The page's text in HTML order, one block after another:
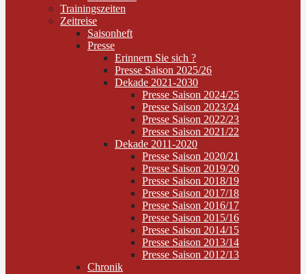
Trainingszeiten
Zeitreise
Saisonheft
Presse
Erinnern Sie sich ?
Presse Saison 2025/26
Dekade 2021-2030
Presse Saison 2024/25
Presse Saison 2023/24
Presse Saison 2022/23
Presse Saison 2021/22
Dekade 2011-2020
Presse Saison 2020/21
Presse Saison 2019/20
Presse Saison 2018/19
Presse Saison 2017/18
Presse Saison 2016/17
Presse Saison 2015/16
Presse Saison 2014/15
Presse Saison 2013/14
Presse Saison 2012/13
Chronik